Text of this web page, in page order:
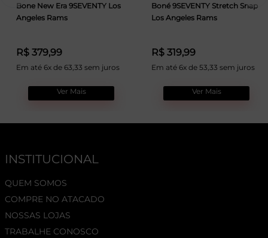
Bone New Era 9SEVENTY Los
Angeles Rams
R$ 379,99
Em até 6x de 63,33 sem juros
Ver Mais
Boné 9SEVENTY Stretch Snap
Los Angeles Rams
R$ 319,99
Em até 6x de 53,33 sem juros
Ver Mais
INSTITUCIONAL
QUEM SOMOS
COMPRE NO ATACADO
NOSSAS LOJAS
TRABALHE CONOSCO